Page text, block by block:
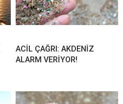
ACİL ÇAĞRI: AKDENİZ
ALARM VERİYOR!